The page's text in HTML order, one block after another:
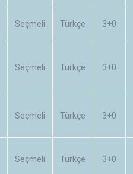
Seçmeli Türkçe 3+0
Seçmeli Türkçe 3+0
Seçmeli Türkçe 3+0
Seçmeli Türkçe 3+0